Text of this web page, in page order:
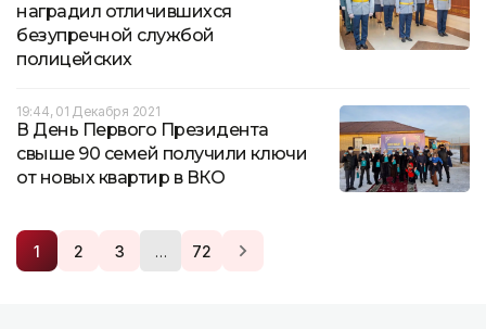
наградил отличившихся
безупречной службой
полицейских
19:44, 01 Декабря 2021
В День Первого Президента
свыше 90 семей получили ключи
от новых квартир в ВКО
1 2 3 … 72